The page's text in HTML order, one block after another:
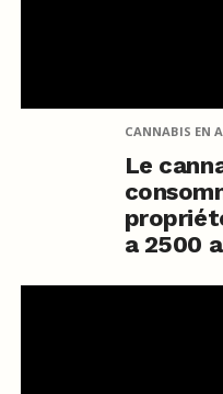
CANNABIS EN
Le
a 2500